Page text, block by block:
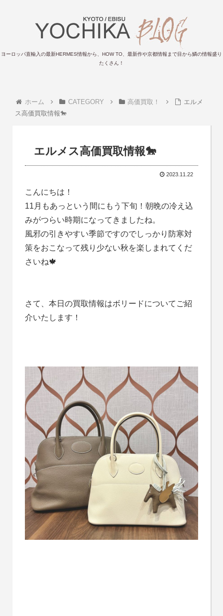
ヨーロッパ直輸入の最新HERMES情報から、HOW TO、最新作や京都情報まで目から鱗の情報盛り
たくさん！
ホーム CATEGORY 高価買取！
エルメ
ス高価買取情報🐎
エルメス高価買取情報🐎
2023.11.22
こんにちは！
11月もあっという間にもう下旬！朝晩の冷え込
みがつらい時期になってきましたね。
風邪の引きやすい季節ですのでしっかり防寒対
策をおこなって残り少ない秋を楽しまれてくだ
さいね🍁
さて、本日の買取情報はボリードについてご紹
介いたします！